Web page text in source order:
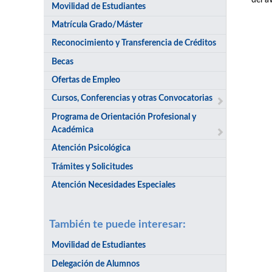
Movilidad de Estudiantes
Matrícula Grado/Máster
Reconocimiento y Transferencia de Créditos
Becas
Ofertas de Empleo
Cursos, Conferencias y otras Convocatorias
Programa de Orientación Profesional y
Académica
Atención Psicológica
Trámites y Solicitudes
Atención Necesidades Especiales
También te puede interesar:
Movilidad de Estudiantes
Delegación de Alumnos